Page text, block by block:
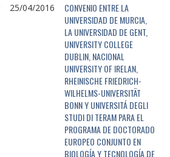
25/04/2016
CONVENIO ENTRE LA
UNIVERSIDAD DE MURCIA,
LA UNIVERSIDAD DE GENT,
UNIVERSITY COLLEGE
DUBLIN, NACIONAL
UNIVERSITY OF IRELAN,
RHEINISCHE FRIEDRICH-
WILHELMS-UNIVERSITÄT
BONN Y UNIVERSITÁ DEGLI
STUDI DI TERAM PARA EL
PROGRAMA DE DOCTORADO
EUROPEO CONJUNTO EN
BIOLOGÍA Y TECNOLOGÍA DE